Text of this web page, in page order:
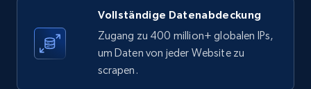
Youtube - Videos posts
URL, Title, Youtuber, Youtuber md5, Video url,
Video length, Likes, Views, and more.
Vollständige Datenabdeckung
Zugang zu 400 million+ globalen IPs,
um Daten von jeder Website zu
scrapen.